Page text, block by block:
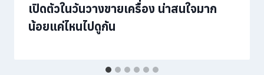
เปิดตัวในวันวางขายเครื่อง น่าสนใจมาก
น้อยแค่ไหนไปดูกัน